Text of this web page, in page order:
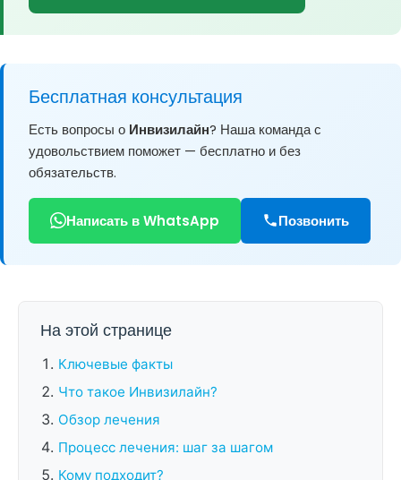
Бесплатная консультация
Есть вопросы о Инвизилайн? Наша команда с
удовольствием поможет — бесплатно и без
обязательств.
Написать в WhatsApp Позвонить
На этой странице
Ключевые факты
Что такое Инвизилайн?
Обзор лечения
Процесс лечения: шаг за шагом
Кому подходит?